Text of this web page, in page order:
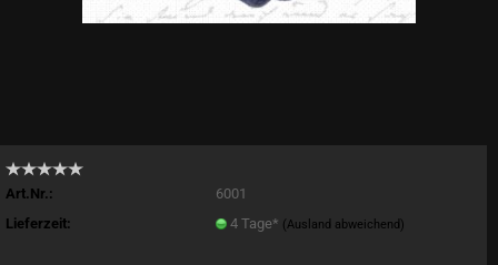
Art.Nr.:
6001
Lieferzeit:
4 Tage* (Ausland abweichend)